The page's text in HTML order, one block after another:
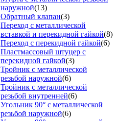
наружной(13)
Обратный клапан(3)
Переход с металлической
вставкой и перекидной гайкой(8)
Переход с перекидной гайкой(6)
Пластмассовый штуцер с
перекидной гайкой(3)
Тройник с металлической
резьбой наружной(6)
Тройник с металлической
резьбой внутренней(6)
Угольник 90° с металлической
резьбой наружной(6)